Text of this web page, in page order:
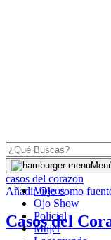
Videos
Ojo Show
Policial
Mujer
OJO
casos del corazon
AñadirOjocomo
Casos del